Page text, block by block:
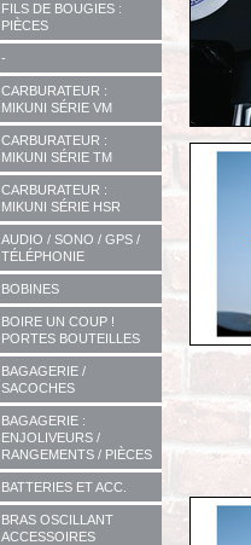
FILS DE BOUGIES :
PIÈCES
-
CARBURATEUR :
MIKUNI SÉRIE VM
CARBURATEUR :
MIKUNI SÉRIE TM
CARBURATEUR :
MIKUNI SÉRIE HSR
AUDIO / SONO / GPS /
TÉLÉPHONIE
BOBINES
BOIRE UN COUP !
PORTES BOUTEILLES
BAGAGERIE /
SACOCHES
BAGAGERIE :
ENJOLIVEURS /
RANGEMENTS / PIÈCES
BATTERIES ET ACC.
BRAS OSCILLANT
ACCESSOIRES